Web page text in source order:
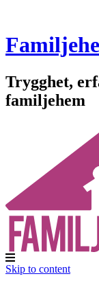
Trygghet,
familjehem
Skip to content